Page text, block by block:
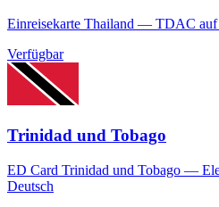
Einreisekarte Thailand — TDAC auf
Verfügbar
Trinidad und Tobago
ED Card Trinidad und Tobago —
Deutsch